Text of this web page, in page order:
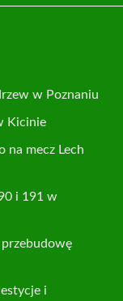
w Poznaniu
Kicinie
na mecz Lech
i 191 w
przebudowę
i